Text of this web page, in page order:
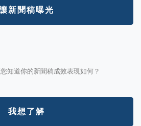
新聞稿曝光
知道你的新聞稿成效表現如何？
我想了解